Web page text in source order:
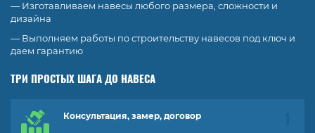
— Изготавливаем навесы любого размера, сложности и
дизайна
— Выполняем работы по строительству навесов под ключ и
даем гарантию
ТРИ ПРОСТЫХ ШАГА ДО НАВЕСА
Консультация, замер, договор